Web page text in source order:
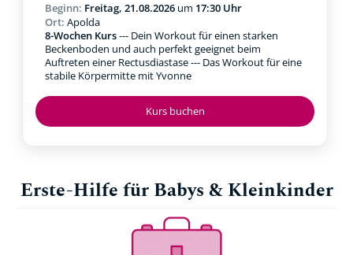
Kurs buchen
Beginn: Freitag, 21.08.2026 um 17:30 Uhr
Ort: Apolda
8-Wochen Kurs--- Dein Workout für einen starken
Beckenboden und auch perfekt geeignet beim
Auftreten einer Rectusdiastase --- Das Workout für eine
stabile Körpermitte mit Yvonne
Erste-Hilfe für Babys & Kleinkinder